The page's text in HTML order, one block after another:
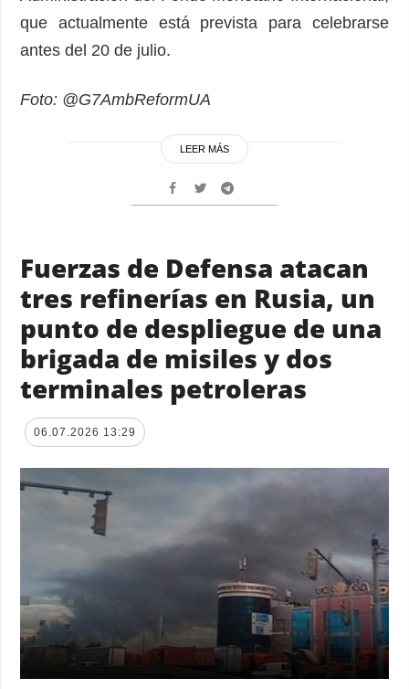
que actualmente está prevista para celebrarse
antes del 20 de julio.
Foto: @G7AmbReformUA
LEER MÁS
Fuerzas de Defensa atacan
tres refinerías en Rusia, un
punto de despliegue de una
brigada de misiles y dos
terminales petroleras
06.07.2026 13:29